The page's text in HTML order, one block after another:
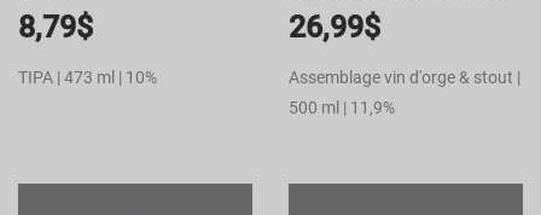
8,79$
TIPA | 473 ml | 10%
26,99$
Assemblage vin d'orge & stout |
500 ml | 11,9%